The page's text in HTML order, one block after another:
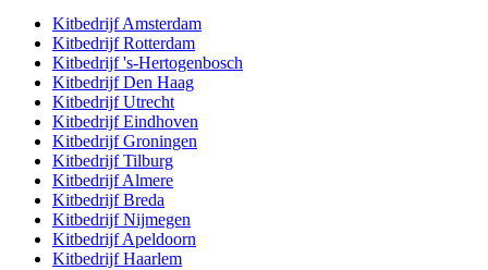
KitbedrijfAmsterdam
KitbedrijfRotterdam
Kitbedrijf's-Hertogenbosch
KitbedrijfDen Haag
KitbedrijfUtrecht
KitbedrijfEindhoven
KitbedrijfGroningen
KitbedrijfTilburg
KitbedrijfAlmere
KitbedrijfBreda
KitbedrijfNijmegen
KitbedrijfApeldoorn
KitbedrijfHaarlem